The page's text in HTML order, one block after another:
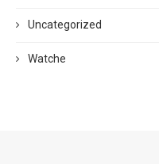
Uncategorized
Watche